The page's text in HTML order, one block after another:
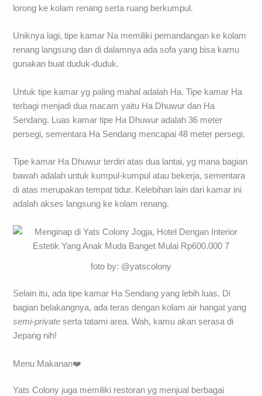
lorong ke kolam renang serta ruang berkumpul.
Uniknya lagi, tipe kamar Na memiliki pemandangan ke kolam
renang langsung dan di dalamnya ada sofa yang bisa kamu
gunakan buat duduk-duduk.
Untuk tipe kamar yg paling mahal adalah Ha. Tipe kamar Ha
terbagi menjadi dua macam yaitu Ha Dhuwur dan Ha
Sendang. Luas kamar tipe Ha Dhuwur adalah 36 meter
persegi, sementara Ha Sendang mencapai 48 meter persegi.
Tipe kamar Ha Dhuwur terdiri atas dua lantai, yg mana bagian
bawah adalah untuk kumpul-kumpul atau bekerja, sementara
di atas merupakan tempat tidur. Kelebihan lain dari kamar ini
adalah akses langsung ke kolam renang.
foto by: @yatscolony
Selain itu, ada tipe kamar Ha Sendang yang lebih luas. Di
bagian belakangnya, ada teras dengan kolam air hangat yang
semi-privateserta tatami area. Wah, kamu akan serasa di
Jepang nih!
Menu Makanan❤️
Yats Colony juga memiliki restoran yg menjual berbagai